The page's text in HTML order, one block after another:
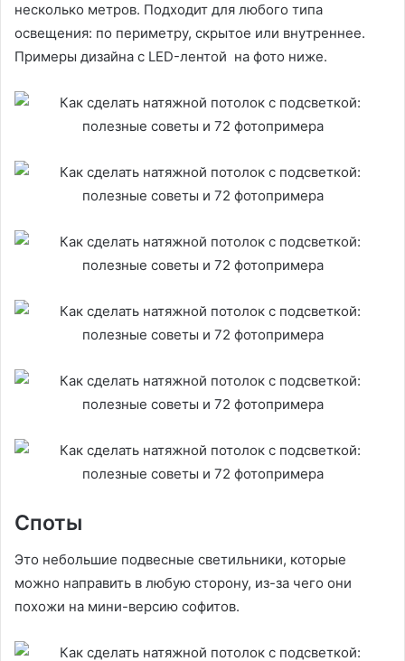
несколько метров. Подходит для любого типа
освещения: по периметру, скрытое или внутреннее.
Примеры дизайна с LED-лентой на фото ниже.
Споты
Это небольшие подвесные светильники, которые
можно направить в любую сторону, из-за чего они
похожи на мини-версию софитов.